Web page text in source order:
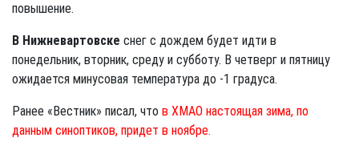
повышение.
В Нижневартовске снег с дождем будет идти в
понедельник, вторник, среду и субботу. В четверг и пятницу
ожидается минусовая температура до -1 градуса.
Ранее «Вестник» писал, что в ХМАО настоящая зима, по
данным синоптиков, придет в ноябре.